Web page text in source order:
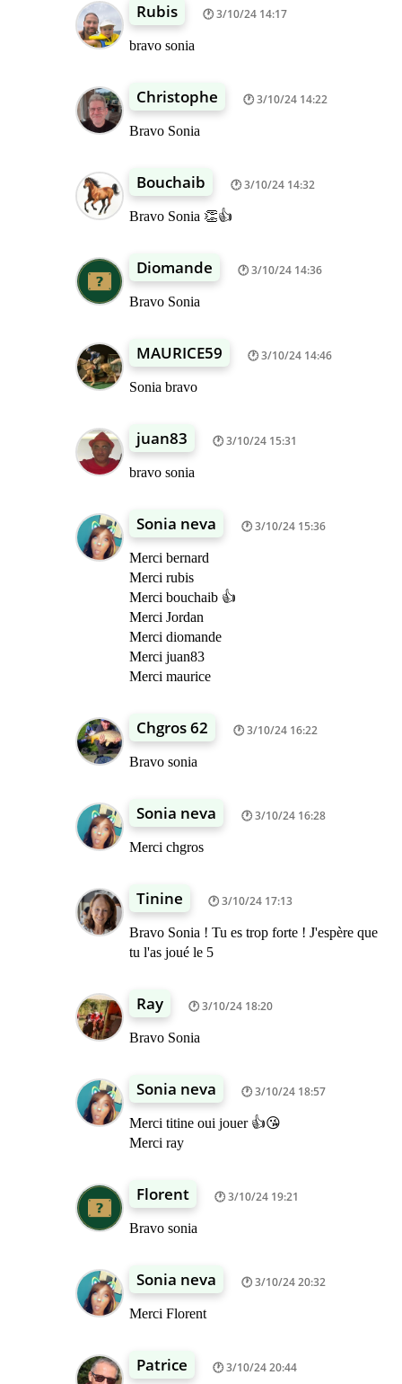
Rubis 3/10/24 14:17
bravo sonia
Christophe 3/10/24 14:22
Bravo Sonia
Bouchaib 3/10/24 14:32
Bravo Sonia 👏👍
Diomande 3/10/24 14:36
Bravo Sonia
MAURICE59 3/10/24 14:46
Sonia bravo
juan83 3/10/24 15:31
bravo sonia
Sonia neva 3/10/24 15:36
Merci bernard
Merci rubis
Merci bouchaib 👍
Merci Jordan
Merci diomande
Merci juan83
Merci maurice
Chgros 62 3/10/24 16:22
Bravo sonia
Sonia neva 3/10/24 16:28
Merci chgros
Tinine 3/10/24 17:13
Bravo Sonia ! Tu es trop forte ! J'espère que
tu l'as joué le 5
Ray 3/10/24 18:20
Bravo Sonia
Sonia neva 3/10/24 18:57
Merci titine oui jouer 👍😘
Merci ray
Florent 3/10/24 19:21
Bravo sonia
Sonia neva 3/10/24 20:32
Merci Florent
Patrice 3/10/24 20:44